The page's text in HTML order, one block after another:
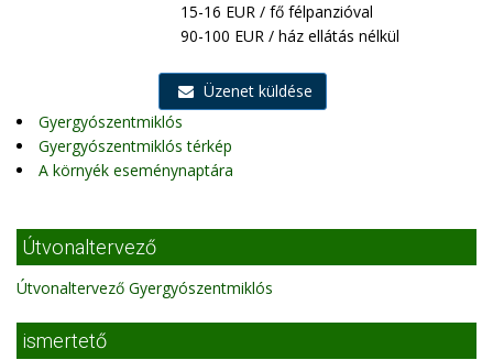
15-16 EUR / fő félpanzióval
90-100 EUR / ház ellátás nélkül
Üzenet küldése
Gyergyószentmiklós
Gyergyószentmiklós térkép
A környék eseménynaptára
Útvonaltervező
Útvonaltervező Gyergyószentmiklós
ismertető